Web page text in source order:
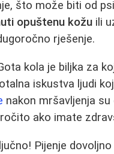
što može biti od
opuštenu kožu ili
rješenje.
kola je biljka za
iskustva ljudi
nakon mršavljenja
ako imate
Pijenje